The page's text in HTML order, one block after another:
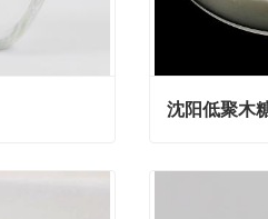
沈阳低聚木
沈阳低聚木